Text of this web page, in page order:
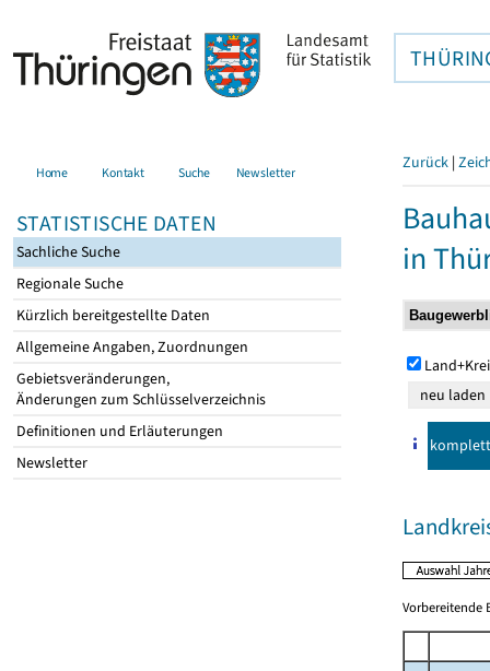
Home Kontakt Suche Newsletter
STATISTISCHE DATEN
Sachliche Suche
Regionale Suche
Kürzlich bereitgestellte Daten
Allgemeine Angaben, Zuordnungen
Gebietsveränderungen,
Änderungen zum Schlüsselverzeichnis
Definitionen und Erläuterungen
Newsletter
Zurück |
in
komplett
Vorbereitende